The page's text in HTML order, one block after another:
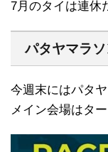
7月のタイは連休
パタヤマラ
今週末にはパタ
メイン会場はタ